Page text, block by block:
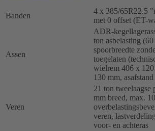
Banden
4 x 385/65R22.5
met 0 offset (ET-
Assen
ADR-
ton asbelasting
spoorbreedte
toegelaten
wielrem 406 x
130 mm,
Veren
21 ton tweelaagse
mm breed, max.
veren,
voor- en achteras